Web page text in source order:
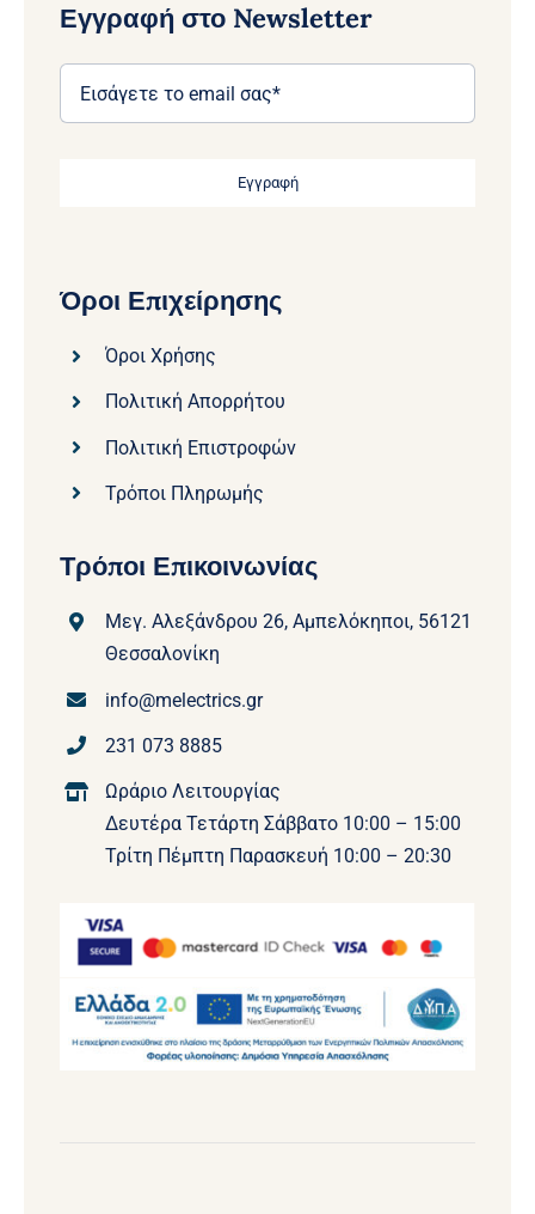
Εγγραφή στο Newsletter
Εγγραφή
Όροι Επιχείρησης
Όροι Χρήσης
Πολιτική Απορρήτου
Πολιτική Επιστροφών
Τρόποι Πληρωμής
Τρόποι Επικοινωνίας
Μεγ. Αλεξάνδρου 26, Αμπελόκηποι, 56121
Θεσσαλονίκη
info@melectrics.gr
231 073 8885
Ωράριο Λειτουργίας
Δευτέρα Τετάρτη Σάββατο 10:00 – 15:00
Τρίτη Πέμπτη Παρασκευή 10:00 – 20:30